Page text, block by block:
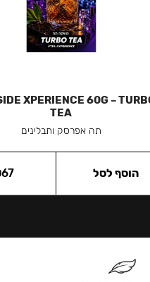
XPERIENCE 60G –
TEA
תה אפרסק ותבלינים
67 הוסף לסל